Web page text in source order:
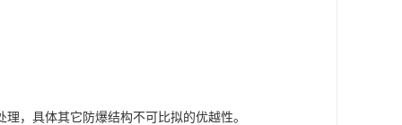
，具体其它防爆结构不可比拟的优越性。